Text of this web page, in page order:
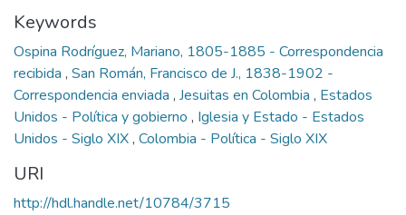
Keywords
Ospina Rodríguez, Mariano, 1805-1885 - Correspondencia
recibida , San Román, Francisco de J., 1838-1902 -
Correspondencia enviada , Jesuitas en Colombia , Estados
Unidos - Política y gobierno , Iglesia y Estado - Estados
Unidos - Siglo XIX, Colombia - Política - Siglo XIX
URI
http://hdl.handle.net/10784/3715